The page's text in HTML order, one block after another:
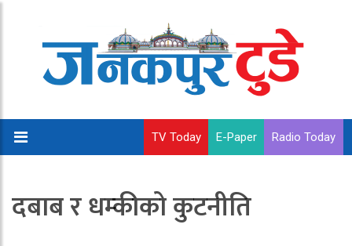
TV Today E-Paper Radio Today
दबाब र धम्कीको कुटनीति